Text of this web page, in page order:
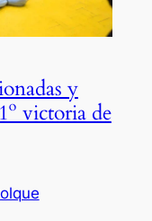
y
victoria de